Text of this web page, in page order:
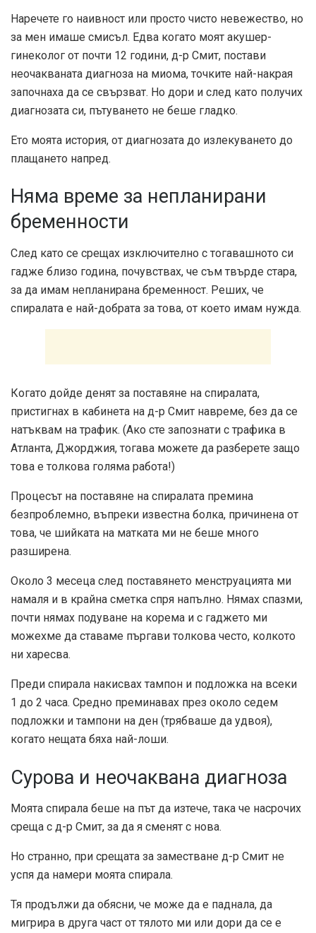
Наречете го наивност или просто чисто невежество, но
за мен имаше смисъл. Едва когато моят акушер-
гинеколог от почти 12 години, д-р Смит, постави
неочакваната диагноза на миома, точките най-накрая
започнаха да се свързват. Но дори и след като получих
диагнозата си, пътуването не беше гладко.
Ето моята история, от диагнозата до излекуването до
плащането напред.
Няма време за непланирани
бременности
След като се срещах изключително с тогавашното си
гадже близо година, почувствах, че съм твърде стара,
за да имам непланирана бременност. Реших, че
спиралата е най-добрата за това, от което имам нужда.
Когато дойде денят за поставяне на спиралата,
пристигнах в кабинета на д-р Смит навреме, без да се
натъквам на трафик. (Ако сте запознати с трафика в
Атланта, Джорджия, тогава можете да разберете защо
това е толкова голяма работа!)
Процесът на поставяне на спиралата премина
безпроблемно, въпреки известна болка, причинена от
това, че шийката на матката ми не беше много
разширена.
Около 3 месеца след поставянето менструацията ми
намаля и в крайна сметка спря напълно. Нямах спазми,
почти нямах подуване на корема и с гаджето ми
можехме да ставаме пъргави толкова често, колкото
ни харесва.
Преди спирала накисвах тампон и подложка на всеки
1 до 2 часа. Средно преминавах през около седем
подложки и тампони на ден (трябваше да удвоя),
когато нещата бяха най-лоши.
Сурова и неочаквана диагноза
Моята спирала беше на път да изтече, така че насрочих
среща с д-р Смит, за да я сменят с нова.
Но странно, при срещата за заместване д-р Смит не
успя да намери моята спирала.
Тя продължи да обясни, че може да е паднала, да
мигрира в друга част от тялото ми или дори да се е